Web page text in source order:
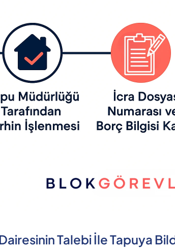
Talebi İle Tapuya